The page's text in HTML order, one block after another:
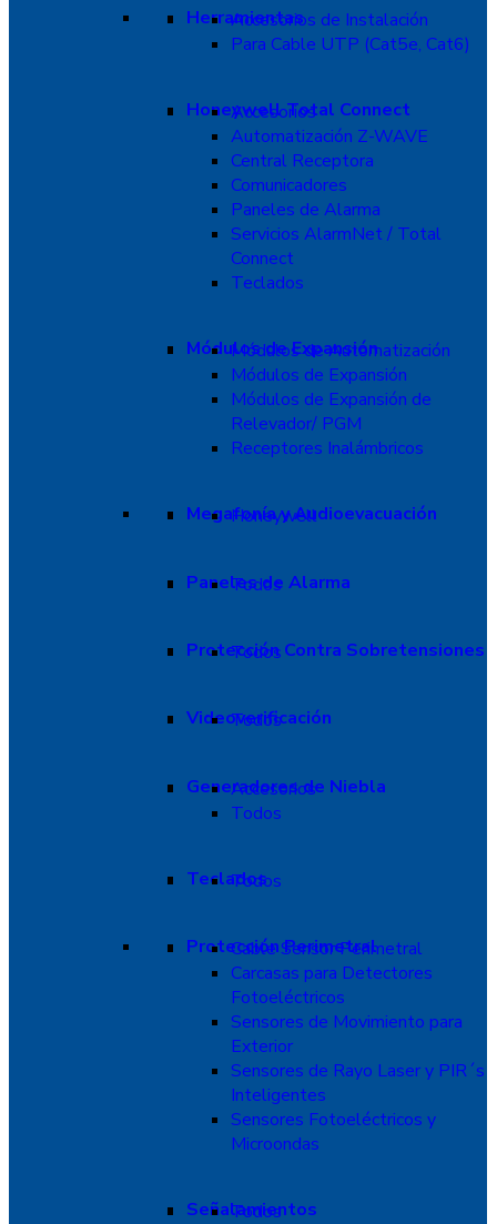
Herramientas
Accesorios de Instalación
Para Cable UTP (Cat5e, Cat6)
Honeywell Total Connect
Accesorios
Automatización Z-WAVE
Central Receptora
Comunicadores
Paneles de Alarma
Servicios AlarmNet / Total
Connect
Teclados
Módulos de Expansión
Módulos de Automatización
Módulos de Expansión
Módulos de Expansión de
Relevador/ PGM
Receptores Inalámbricos
Megafonía y Audioevacuación
Honeywell
Paneles de Alarma
Todos
Protección Contra Sobretensiones
Todos
Videoverificación
Todos
Generadores de Niebla
Accesorios
Todos
Teclados
Todos
Protección Perimetral
Cable Sensor Perimetral
Carcasas para Detectores
Fotoeléctricos
Sensores de Movimiento para
Exterior
Sensores de Rayo Laser y PIR´s
Inteligentes
Sensores Fotoeléctricos y
Microondas
Señalamientos
Todos